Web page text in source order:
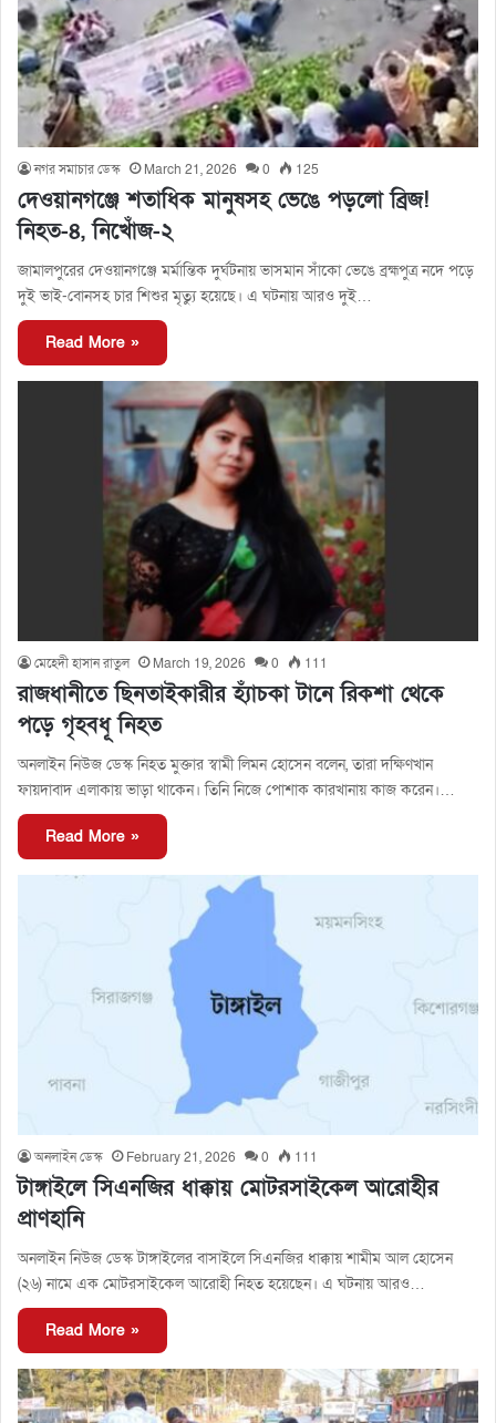
নগর সমাচার ডেস্ক March 21, 2026 0 125
দেওয়ানগঞ্জে শতাধিক মানুষসহ ভেঙে পড়লো ব্রিজ!
নিহত-৪, নিখোঁজ-২
জামালপুরের দেওয়ানগঞ্জে মর্মান্তিক দুর্ঘটনায় ভাসমান সাঁকো ভেঙে ব্রহ্মপুত্র নদে পড়ে
দুই ভাই-বোনসহ চার শিশুর মৃত্যু হয়েছে। এ ঘটনায় আরও দুই…
Read More »
মেহেদী হাসান রাতুল March 19, 2026 0 111
রাজধানীতে ছিনতাইকারীর হ্যাঁচকা টানে রিকশা থেকে
পড়ে গৃহবধূ নিহত
অনলাইন নিউজ ডেস্ক নিহত মুক্তার স্বামী লিমন হোসেন বলেন, তারা দক্ষিণখান
ফায়দাবাদ এলাকায় ভাড়া থাকেন। তিনি নিজে পোশাক কারখানায় কাজ করেন।…
Read More »
অনলাইন ডেস্ক February 21, 2026 0 111
টাঙ্গাইলে সিএনজির ধাক্কায় মোটরসাইকেল আরোহীর
প্রাণহানি
অনলাইন নিউজ ডেস্ক টাঙ্গাইলের বাসাইলে সিএনজির ধাক্কায় শামীম আল হোসেন
(২৬) নামে এক মোটরসাইকেল আরোহী নিহত হয়েছেন। এ ঘটনায় আরও…
Read More »